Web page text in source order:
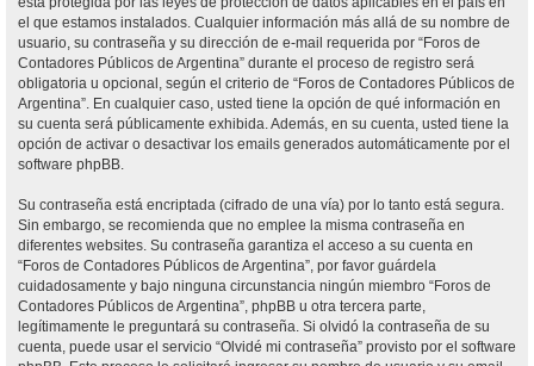
el que estamos instalados. Cualquier información más allá de su nombre de
usuario, su contraseña y su dirección de e-mail requerida por “Foros de
Contadores Públicos de Argentina” durante el proceso de registro será
obligatoria u opcional, según el criterio de “Foros de Contadores Públicos de
Argentina”. En cualquier caso, usted tiene la opción de qué información en
su cuenta será públicamente exhibida. Además, en su cuenta, usted tiene la
opción de activar o desactivar los emails generados automáticamente por el
software phpBB.
Su contraseña está encriptada (cifrado de una vía) por lo tanto está segura.
Sin embargo, se recomienda que no emplee la misma contraseña en
diferentes websites. Su contraseña garantiza el acceso a su cuenta en
“Foros de Contadores Públicos de Argentina”, por favor guárdela
cuidadosamente y bajo ninguna circunstancia ningún miembro “Foros de
Contadores Públicos de Argentina”, phpBB u otra tercera parte,
legítimamente le preguntará su contraseña. Si olvidó la contraseña de su
cuenta, puede usar el servicio “Olvidé mi contraseña” provisto por el software